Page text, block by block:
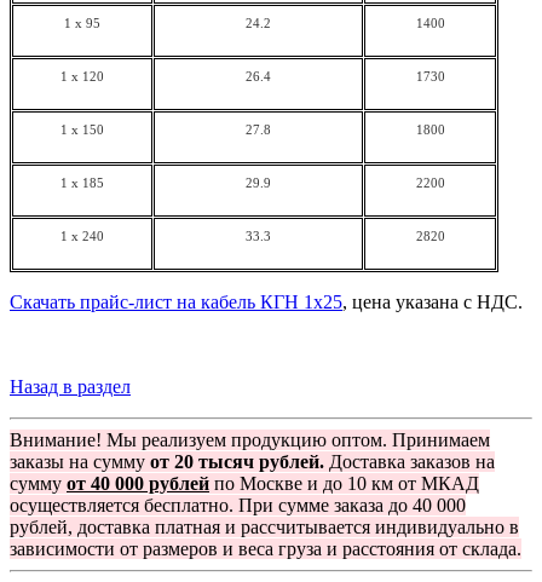
1 x 95 24.2 1400
1 x 120 26.4 1730
1 x 150 27.8 1800
1 x 185 29.9 2200
1 x 240 33.3 2820
Скачать прайс-лист на кабель КГН 1х25, цена указана с НДС.
Назад в раздел
Внимание! Мы реализуем продукцию оптом. Принимаем
заказы на сумму от 20 тысяч рублей. Доставка заказов на
сумму от 40 000 рублей по Москве и до 10 км от МКАД
осуществляется бесплатно. При сумме заказа до 40 000
рублей, доставка платная и рассчитывается индивидуально в
зависимости от размеров и веса груза и расстояния от склада.